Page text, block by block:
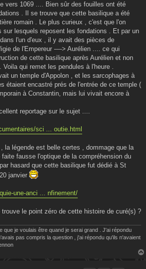
vers 1069 .... Bien sûr des fouilles ont été
. Il se trouve que cette basilique a été
romain . Le plus curieux , c'est que l'on
sur lesquels reposent les fondations . Et par un
l'un d'eux , il y avait des pièces de
de l'Empereur ----> Aurélien .... ce qui
de cette basilique après Aurélien et non
qui remet les pendules à l'heure .
un temple d'Appolon , et les sarcophages à
étaient encastré prés de l'entrée de ce temple (
à Constantin, mais lui vivait encore à
reportage sur le sujet ....
sci ... outie.html
la légende est belle certes , dommage que la
fausse l'optique de la compréhension du
hasard que cette basilique fut dédié à St
janvier
une-anci ... nfinement/
le point zéro de cette histoire de curé(s) ?
que je voulais être quand je serai grand . J'ai répondu
pas compris la question , j'ai répondu qu'ils n'avaient